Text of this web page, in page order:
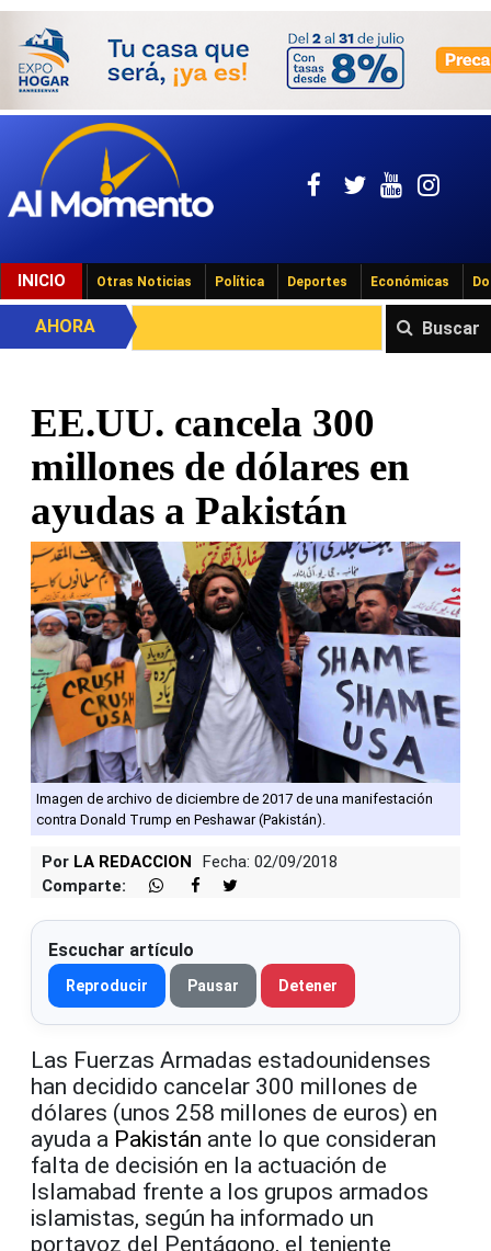
INICIO Otras Noticias Política Deportes Económicas
Buscar
AHORA
EE.UU. cancela 300
millones de dólares en
ayudas a Pakistán
Imagen de archivo de diciembre de 2017 de una manifestación
contra Donald Trump en Peshawar (Pakistán).
Por LA REDACCION
Fecha: 02/09/2018
Comparte:
Escuchar artículo
Reproducir Pausar Detener
Las Fuerzas Armadas estadounidenses
han decidido cancelar 300 millones de
dólares (unos 258 millones de euros) en
ayuda a Pakistán ante lo que consideran
falta de decisión en la actuación de
Islamabad frente a los grupos armados
islamistas, según ha informado un
portavoz del Pentágono, el teniente